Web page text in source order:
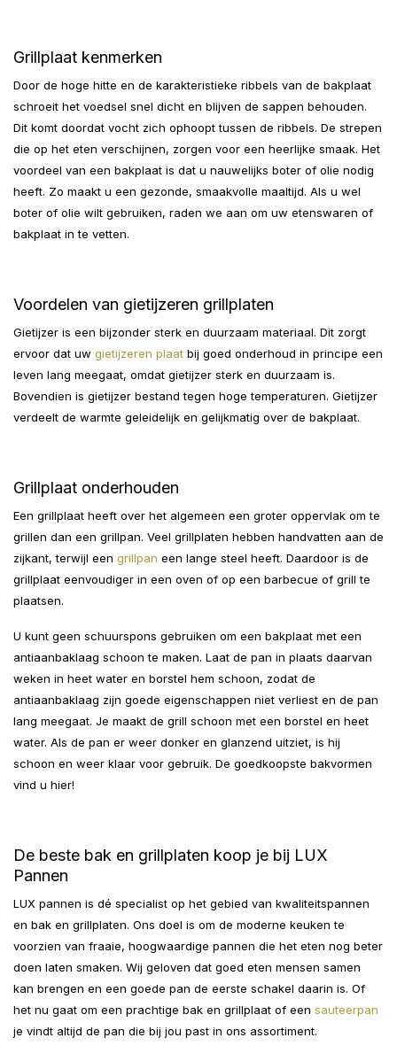
Grillplaat kenmerken
Door de hoge hitte en de karakteristieke ribbels van de bakplaat
schroeit het voedsel snel dicht en blijven de sappen behouden.
Dit komt doordat vocht zich ophoopt tussen de ribbels. De strepen
die op het eten verschijnen, zorgen voor een heerlijke smaak. Het
voordeel van een bakplaat is dat u nauwelijks boter of olie nodig
heeft. Zo maakt u een gezonde, smaakvolle maaltijd. Als u wel
boter of olie wilt gebruiken, raden we aan om uw etenswaren of
bakplaat in te vetten.
Voordelen van gietijzeren grillplaten
Gietijzer is een bijzonder sterk en duurzaam materiaal. Dit zorgt
ervoor dat uw gietijzeren plaat bij goed onderhoud in principe een
leven lang meegaat, omdat gietijzer sterk en duurzaam is.
Bovendien is gietijzer bestand tegen hoge temperaturen. Gietijzer
verdeelt de warmte geleidelijk en gelijkmatig over de bakplaat.
Grillplaat onderhouden
Een grillplaat heeft over het algemeen een groter oppervlak om te
grillen dan een grillpan. Veel grillplaten hebben handvatten aan de
zijkant, terwijl een grillpan een lange steel heeft. Daardoor is de
grillplaat eenvoudiger in een oven of op een barbecue of grill te
plaatsen.
U kunt geen schuurspons gebruiken om een ​​bakplaat met een
antiaanbaklaag schoon te maken. Laat de pan in plaats daarvan
weken in heet water en borstel hem schoon, zodat de
antiaanbaklaag zijn goede eigenschappen niet verliest en de pan
lang meegaat. Je maakt de grill schoon met een borstel en heet
water. Als de pan er weer donker en glanzend uitziet, is hij
schoon en weer klaar voor gebruik. De goedkoopste bakvormen
vind u hier!
De beste bak en grillplaten koop je bij LUX
Pannen
LUX pannen is dé specialist op het gebied van kwaliteitspannen
en bak en grillplaten. Ons doel is om de moderne keuken te
voorzien van fraaie, hoogwaardige pannen die het eten nog beter
doen laten smaken. Wij geloven dat goed eten mensen samen
kan brengen en een goede pan de eerste schakel daarin is. Of
het nu gaat om een prachtige bak en grillplaat of een sauteerpan
je vindt altijd de pan die bij jou past in ons assortiment.